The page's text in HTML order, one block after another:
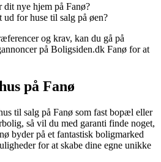
nye hjem på Fanø?
ud for huse til salg på øen?
og krav, kan du gå på
på Boligsiden.dk Fanø for at
på Fanø
til salg på Fanø som fast bopæl eller
så vil du med garanti finde noget,
byder på et fantastisk boligmarked
for at skabe dine egne unikke